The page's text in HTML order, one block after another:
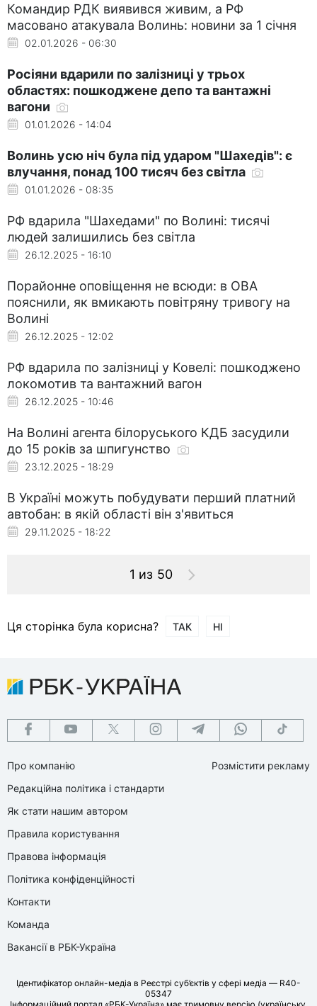
Командир РДК виявився живим, а РФ
масовано атакувала Волинь: новини за 1 січня
02.01.2026 - 06:30
Росіяни вдарили по залізниці у трьох
областях: пошкоджене депо та вантажні
вагони
01.01.2026 - 14:04
Волинь усю ніч була під ударом "Шахедів": є
влучання, понад 100 тисяч без світла
01.01.2026 - 08:35
РФ вдарила "Шахедами" по Волині: тисячі
людей залишились без світла
26.12.2025 - 16:10
Порайонне оповіщення не всюди: в ОВА
пояснили, як вмикають повітряну тривогу на
Волині
26.12.2025 - 12:02
РФ вдарила по залізниці у Ковелі: пошкоджено
локомотив та вантажний вагон
26.12.2025 - 10:46
На Волині агента білоруського КДБ засудили
до 15 років за шпигунство
23.12.2025 - 18:29
В Україні можуть побудувати перший платний
автобан: в якій області він з'явиться
29.11.2025 - 18:22
1 из 50
Ця сторінка була корисна? ТАК НІ
Про компанію
Редакційна політика і стандарти
Як стати нашим автором
Правила користування
Правова інформація
Політика конфіденційності
Контакти
Команда
Вакансії в РБК-Україна
Розмістити рекламу
Ідентифікатор онлайн-медіа в Реєстрі суб’єктів у сфері медіа — R40-
05347